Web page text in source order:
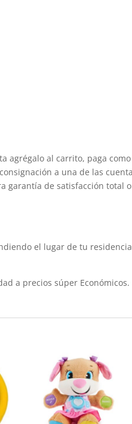
agrégalo al carrito, paga
a una de las
garantía de satisfacción total
el lugar de tu
a precios súper Económicos.